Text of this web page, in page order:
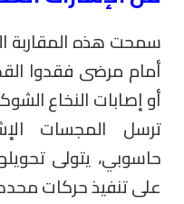
سمحت هذه المقاربة
أمام مرضى فقدوا
أو إصابات النخاع
ترسل المجسات
حاسوبي، يتولى
على تنفيذ حركات